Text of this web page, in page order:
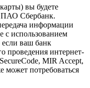
вы будете
ПАО Сбербанк.
информации
с использованием
ваш банк
проведения интернет-
MIR Accept,
может потребоваться